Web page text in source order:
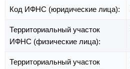
Код ИФНС (юридические лица):
Территориальный участок
ИФНС (физические лица):
Территориальный участок